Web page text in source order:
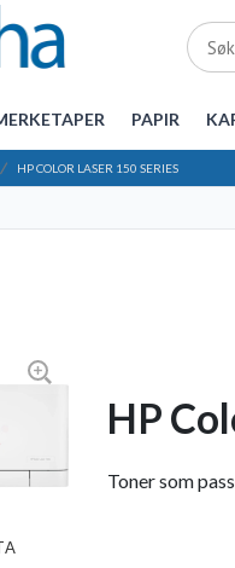
PAPIR
HP COLOR LASER 150 SERIES
HP
Toner som